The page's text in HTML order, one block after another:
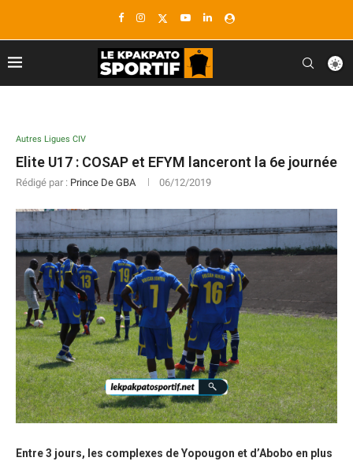
Autres Ligues CIV
Elite U17 : COSAP et EFYM lanceront la 6e journée
Rédigé par : Prince De GBA 06/12/2019
Entre 3 jours, les complexes de Yopougon et d’Abobo en plus